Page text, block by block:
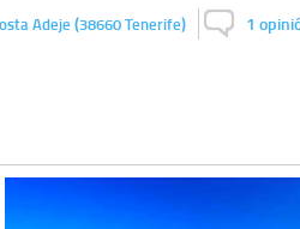
Adeje (38660Tenerife) 1